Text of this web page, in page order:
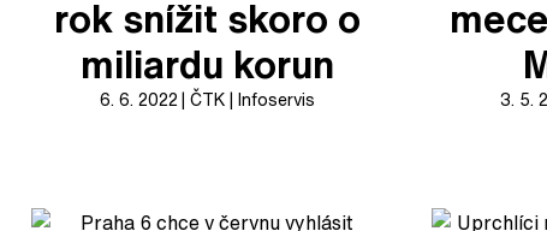
rok snížit skoro o
miliardu korun
6. 6. 2022 ČTK Infoservis 3. 5.